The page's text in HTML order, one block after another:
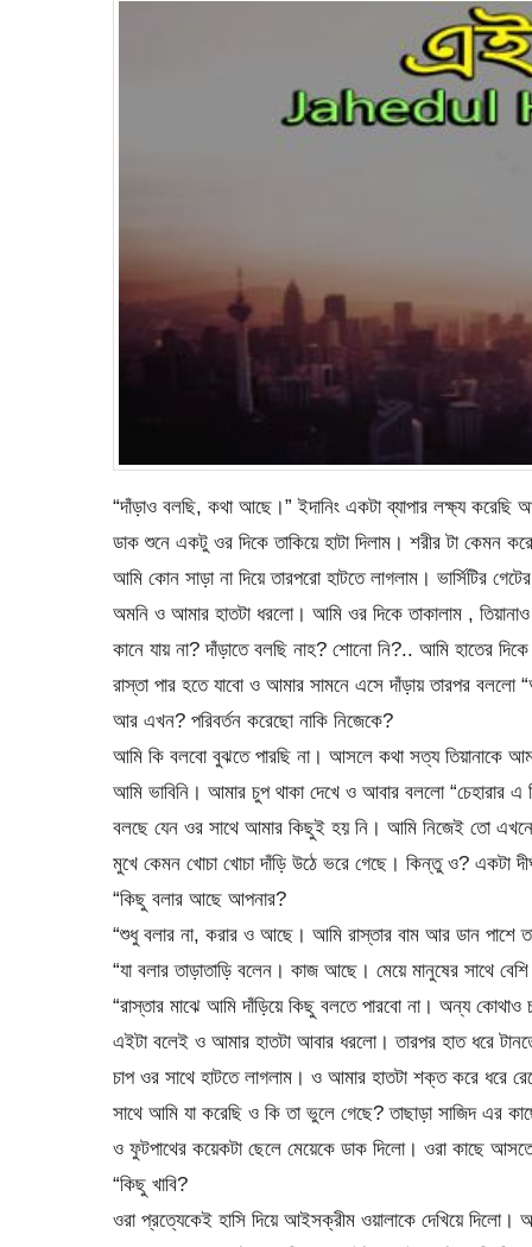
“দাঁড়াও বলছি, কথা আছে।” ইদানিং একটা ব্যাপার লক্ষ্য
ডাক শুনে একটু ওর দিকে তাকিয়ে হাটা দিলাম। শরীর টা কেমন
আমি কোন সাড়া না দিয়ে তারপরো হাটতে লাগলাম। ভার্সিটির
অমনি ও আমার হাতটা ধরলো। আমি ওর দিকে তাকালাম ,
কানে যায় না? দাঁড়াতে বলছি নাহ? শোনো নি?.. আমি হাতের
রাস্তা পার হতে যাবো ও আমার সামনে এসে দাঁড়ায় তারপর
আর এখন? পরিবর্তন করেছো নাকি নিজেকে?
আমি কি বলবো বুঝতে পারছি না। আসলে কথা সত্য তিয়ানাকে
আমি ভাবিনি। আমার চুপ থাকা দেখে ও আবার বললো
বলছে যেন ওর সাথে আমার কিছুই হয় নি। আমি নিজেই তো এখনো
মুখে কেমন খোচা খোচা দাঁড়ি উঠে ভরে গেছে। কিন্তু ও? একটা
“কিছু বলার আছে আপনার?
“শুধু বলার না, করার ও আছে। আমি রাস্তার বাম আর ডান পাশে
“যা বলার তাড়াতাড়ি বলেন। কাজ আছে। মেয়ে মানুষের সাথে
“রাস্তার মাঝে আমি দাঁড়িয়ে কিছু বলতে পারবো না। অন্য
এইটা বলেই ও আমার হাতটা আবার ধরলো। তারপর হাত ধরে
চাপ ওর সাথে হাটতে লাগলাম। ও আমার হাতটা শক্ত করে ধরে
সাথে আমি যা করেছি ও কি তা ভুলে গেছে? তাছাড়া সাজিদ এর
ও ফুটপাথের কয়েকটা ছেলে মেয়েকে ডাক দিলো। ওরা কাছে
“কিছু খাবি?
ওরা প্রত্যেকেই হাসি দিয়ে আইসক্রীম ওয়ালাকে দেখিয়ে